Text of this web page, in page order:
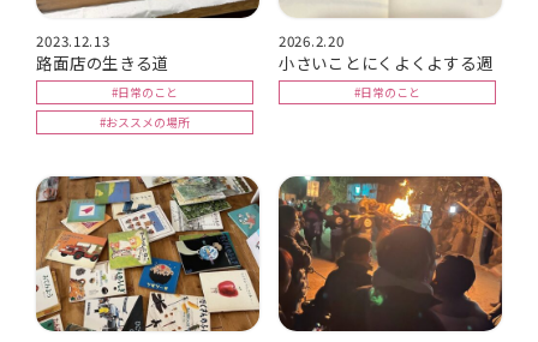
2023.12.13
路面店の生きる道
#日常のこと
#おススメの場所
2026.2.20
小さいことにくよくよする週
#日常のこと